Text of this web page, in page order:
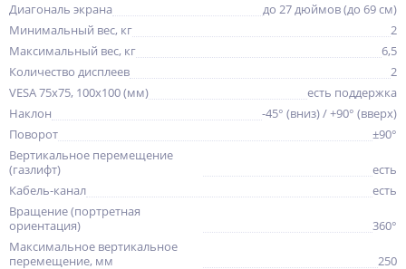
Диагональ экрана
до 27 дюймов (до 69 см)
Минимальный вес, кг
2
Максимальный вес, кг
6,5
Количество дисплеев
2
VESA 75x75, 100x100 (мм)
есть поддержка
Наклон
-45° (вниз) / +90° (вверх)
Поворот
±90°
Вертикальное перемещение
(газлифт)
есть
Кабель-канал
есть
Вращение (портретная
ориентация)
360°
Максимальное вертикальное
перемещение, мм
250